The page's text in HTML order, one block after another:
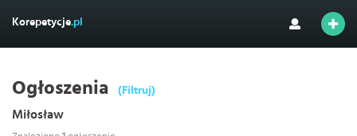
Korepetycje.pl
Ogłoszenia (Filtruj)
Miłosław